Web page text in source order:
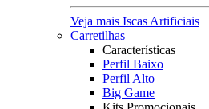
Veja mais Iscas Artificiais
Carretilhas
Características
Perfil Baixo
Perfil Alto
Big Game